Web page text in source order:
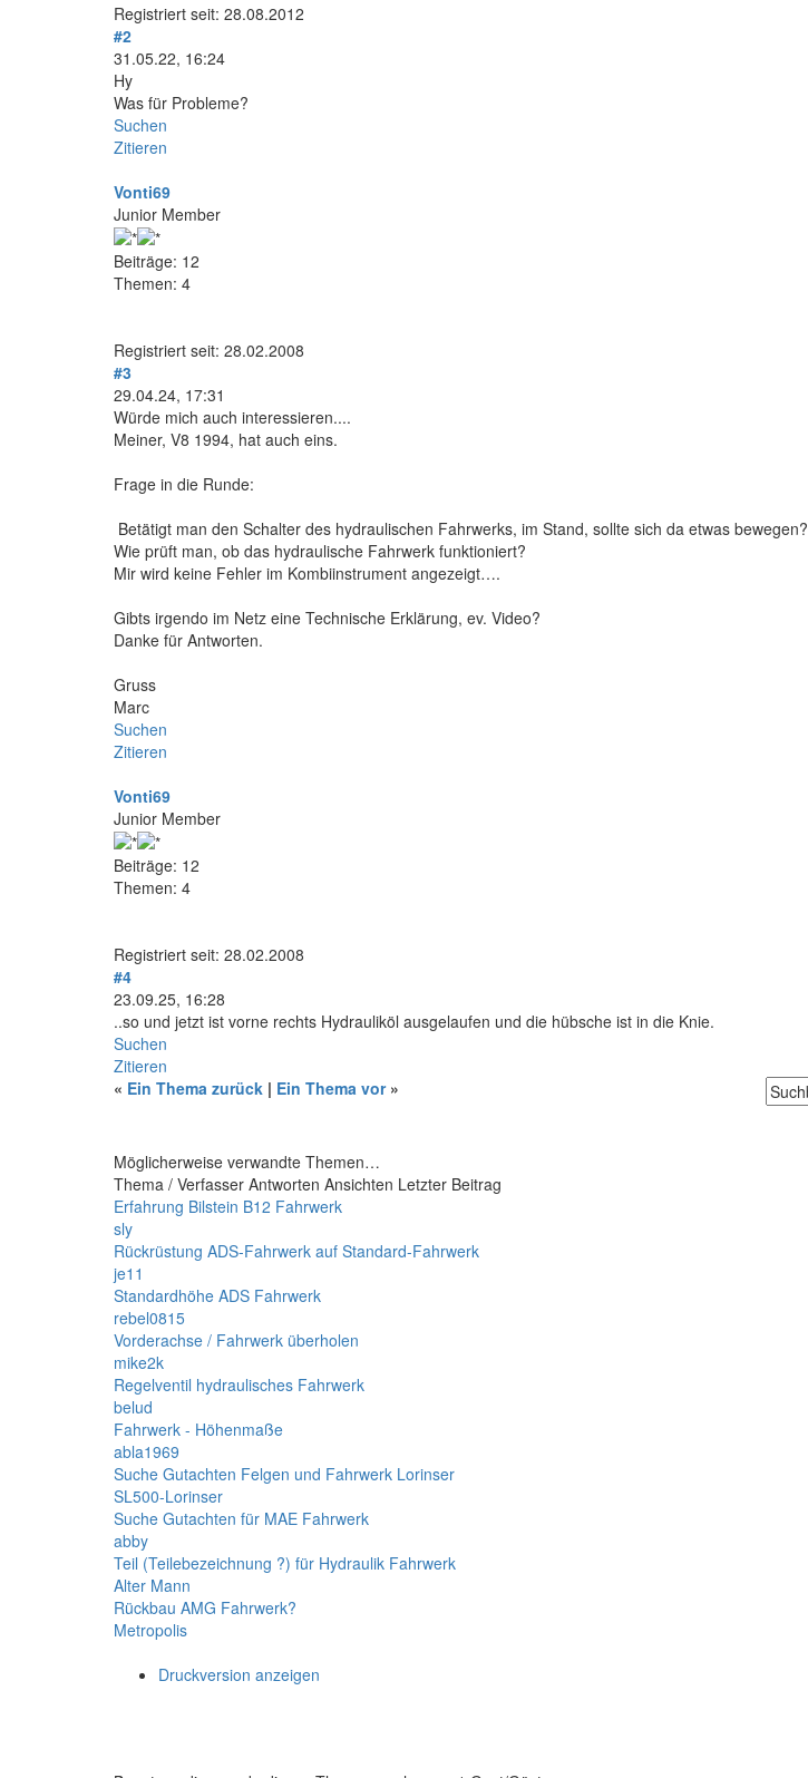
Registriert seit: 28.08.2012
#2
31.05.22, 16:24
Hy
Was für Probleme?
Suchen
Zitieren
Vonti69
Junior Member
Beiträge: 12
Themen: 4
Registriert seit: 28.02.2008
#3
29.04.24, 17:31
Würde mich auch interessieren....
Meiner, V8 1994, hat auch eins.
Frage in die Runde:
Betätigt man den Schalter des hydraulischen Fahrwerks, im Stand, sollte sich da etwas bewegen?
Wie prüft man, ob das hydraulische Fahrwerk funktioniert?
Mir wird keine Fehler im Kombiinstrument angezeigt….
Gibts irgendo im Netz eine Technische Erklärung, ev. Video?
Danke für Antworten.
Gruss
Marc
Suchen
Zitieren
Vonti69
Junior Member
Beiträge: 12
Themen: 4
Registriert seit: 28.02.2008
#4
23.09.25, 16:28
..so und jetzt ist vorne rechts Hydrauliköl ausgelaufen und die hübsche ist in die Knie.
Suchen
Zitieren
« Ein Thema zurück | Ein Thema vor»
Möglicherweise verwandte Themen…
Thema / Verfasser Antworten Ansichten Letzter Beitrag
Erfahrung Bilstein B12 Fahrwerk
sly
Rückrüstung ADS-Fahrwerk auf Standard-Fahrwerk
je11
Standardhöhe ADS Fahrwerk
rebel0815
Vorderachse / Fahrwerk überholen
mike2k
Regelventil hydraulisches Fahrwerk
belud
Fahrwerk - Höhenmaße
abla1969
Suche Gutachten Felgen und Fahrwerk Lorinser
SL500-Lorinser
Suche Gutachten für MAE Fahrwerk
abby
Teil (Teilebezeichnung ?) für Hydraulik Fahrwerk
Alter Mann
Rückbau AMG Fahrwerk?
Metropolis
Druckversion anzeigen